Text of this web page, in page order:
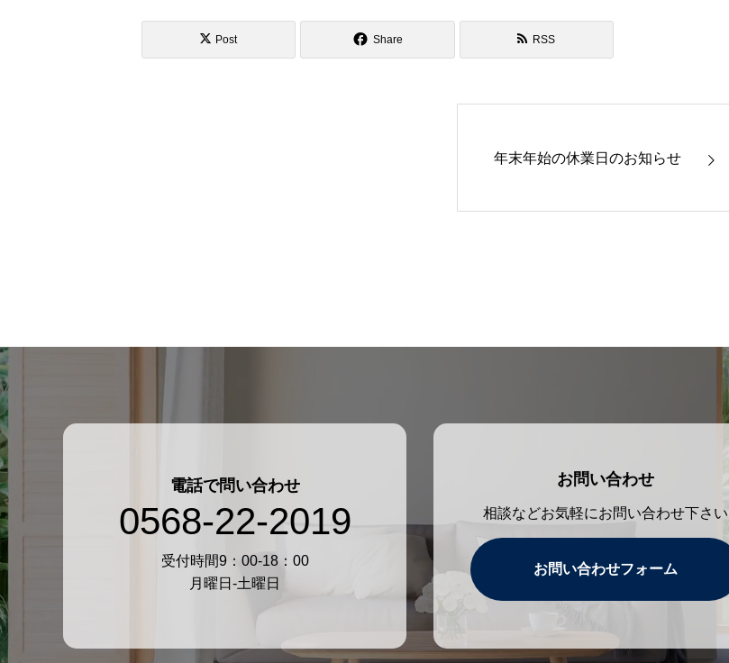
Post Share RSS
年末年始の休業日のお知らせ
電話で問い合わせ
0568-22-2019
受付時間9：00-18：00
月曜日-土曜日
お問い合わせ
相談などお気軽にお問い合わせ下さい
お問い合わせフォーム